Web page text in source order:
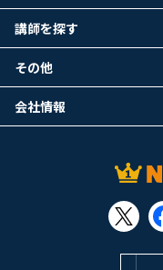
講師を探す
その他
会社情報